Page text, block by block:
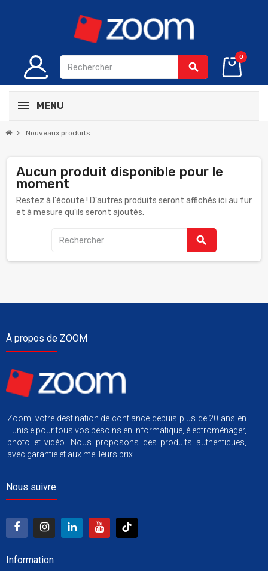
search
0
MENU
chevron_right Nouveaux produits
Aucun produit disponible pour le
moment
Restez à l'écoute ! D'autres produits seront affichés ici au fur
et à mesure qu'ils seront ajoutés.
search
À propos de ZOOM
Zoom, votre destination de confiance depuis plus de 20 ans en
Tunisie pour tous vos besoins en informatique, électroménager,
photo et vidéo. Nous proposons des produits authentiques,
avec garantie et aux meilleurs prix.
Nous suivre
Information